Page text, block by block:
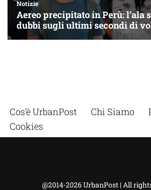
Cos’è UrbanPost Chi Siamo
Cookies
@2014-2026 UrbanPost | All